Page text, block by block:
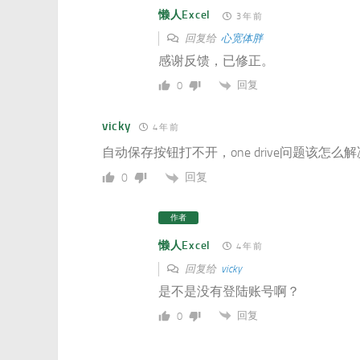
懒人Excel 3 年 前
回复给 心宽体胖
感谢反馈，已修正。
0 回复
vicky 4 年 前
自动保存按钮打不开，one drive问题该怎么
0 回复
作者
懒人Excel 4 年 前
回复给 vicky
是不是没有登陆账号啊？
0 回复